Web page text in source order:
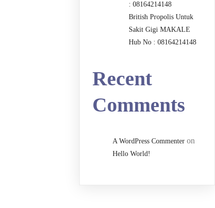
: 08164214148
British Propolis Untuk
Sakit Gigi MAKALE
Hub No : 08164214148
Recent
Comments
A WordPress Commenter on
Hello World!